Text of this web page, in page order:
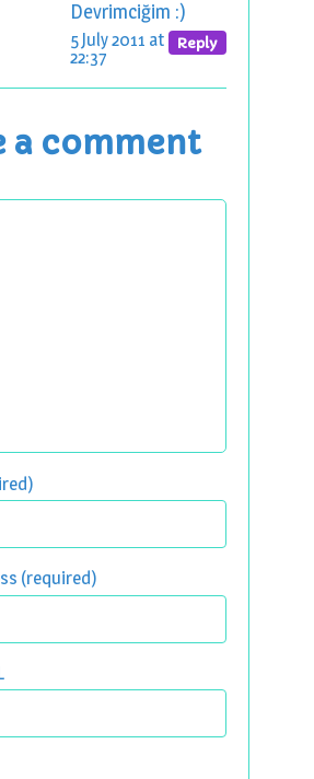
Devrimciğim :)
Reply
5 July 2011 at
22:37
a comment
(required)